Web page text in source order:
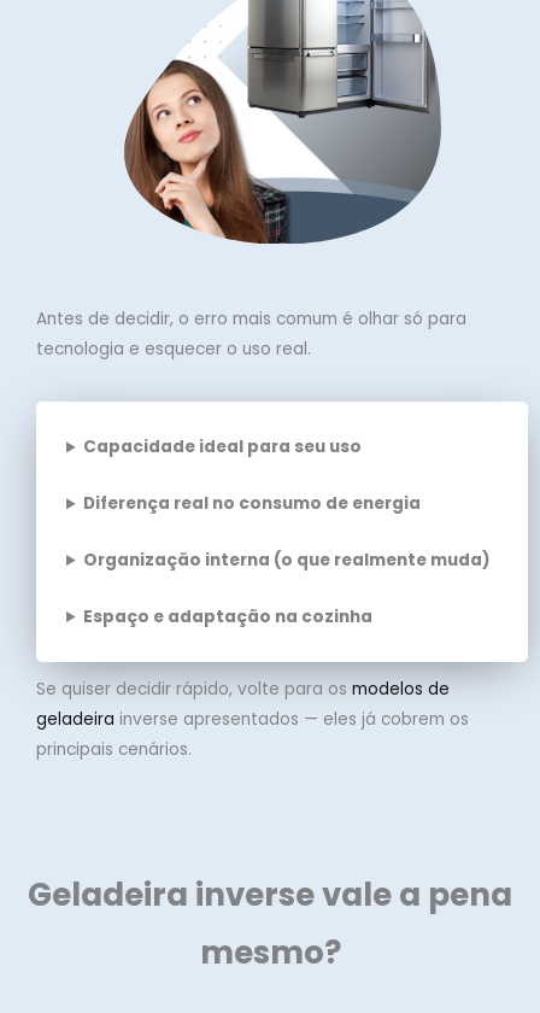
Antes de decidir, o erro mais comum é olhar só para
tecnologia e esquecer o uso real.
Capacidade ideal para seu uso
Diferença real no consumo de energia
Organização interna (o que realmente muda)
Espaço e adaptação na cozinha
Se quiser decidir rápido, volte para os modelos de
geladeira inverse apresentados — eles já cobrem os
principais cenários.
Geladeira inverse vale a pena
mesmo?